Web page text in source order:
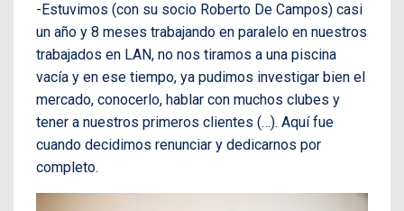
-Estuvimos (con su socio Roberto De Campos) casi
un año y 8 meses trabajando en paralelo en nuestros
trabajados en LAN, no nos tiramos a una piscina
vacía y en ese tiempo, ya pudimos investigar bien el
mercado, conocerlo, hablar con muchos clubes y
tener a nuestros primeros clientes (…). Aquí fue
cuando decidimos renunciar y dedicarnos por
completo.